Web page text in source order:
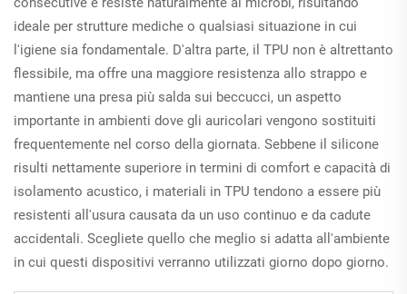
ideale per strutture mediche o qualsiasi situazione in cui
l'igiene sia fondamentale. D'altra parte, il TPU non è altrettanto
flessibile, ma offre una maggiore resistenza allo strappo e
mantiene una presa più salda sui beccucci, un aspetto
importante in ambienti dove gli auricolari vengono sostituiti
frequentemente nel corso della giornata. Sebbene il silicone
risulti nettamente superiore in termini di comfort e capacità di
isolamento acustico, i materiali in TPU tendono a essere più
resistenti all'usura causata da un uso continuo e da cadute
accidentali. Scegliete quello che meglio si adatta all'ambiente
in cui questi dispositivi verranno utilizzati giorno dopo giorno.